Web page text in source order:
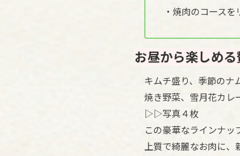
・焼肉のコース
お昼から楽しめ
キムチ盛り、季節のナ
焼き野菜、雪月花カレ
▷▷写真４枚
この豪華なラインナッ
上質で綺麗なお肉に